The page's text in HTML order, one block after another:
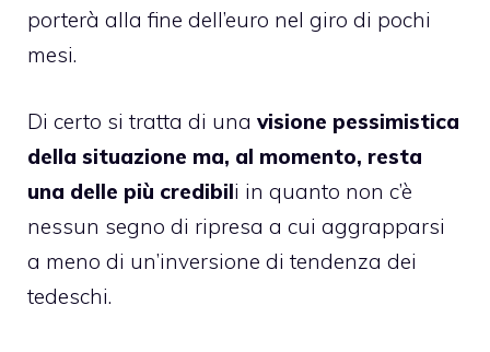
porterà alla fine dell’euro nel giro di pochi
mesi.
Di certo si tratta di una visione pessimistica
della situazione ma, al momento, resta
una delle più credibili in quanto non c’è
nessun segno di ripresa a cui aggrapparsi
a meno di un’inversione di tendenza dei
tedeschi.